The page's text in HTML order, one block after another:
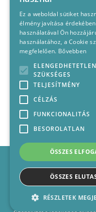
Ez a weboldal sütiket
élmény javítása
használatával Ön
használatához, a Cookie
megfelelően. Bővebben
SZÜKSÉGES
TELJESÍTMÉNY
CÉLZÁS
FUNKCIONALITÁS
BESOROLATLAN
ÖSSZES
ÖSSZES
RÉSZLETEK